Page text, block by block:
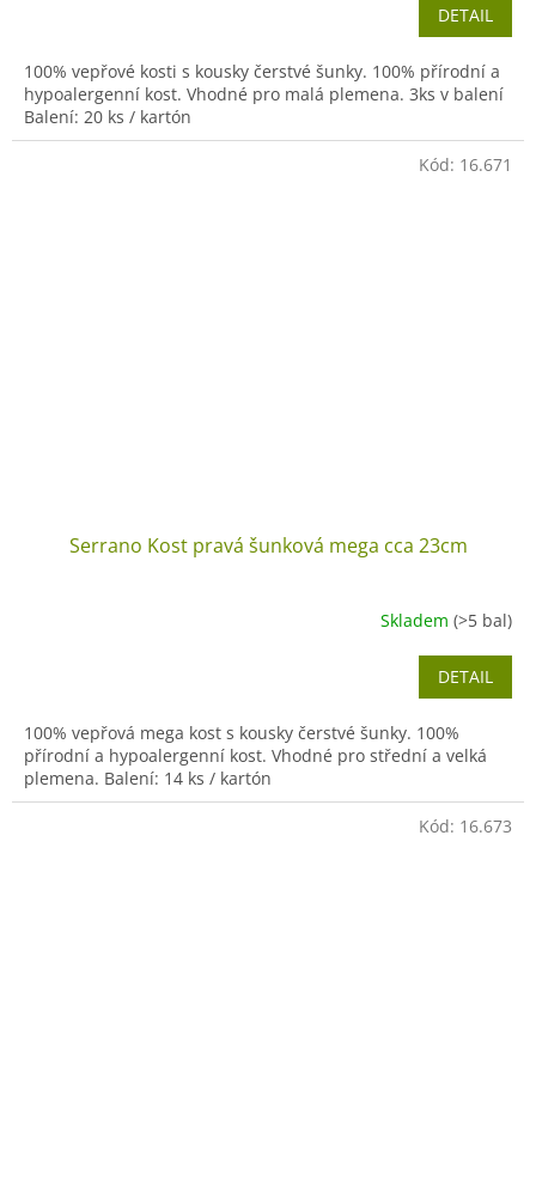
DETAIL
100% vepřové kosti s kousky čerstvé šunky. 100% přírodní a
hypoalergenní kost. Vhodné pro malá plemena. 3ks v balení
Balení: 20 ks / kartón
Serrano Kost pravá šunková mega cca 23cm
Skladem (>5 bal)
DETAIL
100% vepřová mega kost s kousky čerstvé šunky. 100%
přírodní a hypoalergenní kost. Vhodné pro střední a velká
plemena. Balení: 14 ks / kartón
Kód: 16.671
Kód: 16.673